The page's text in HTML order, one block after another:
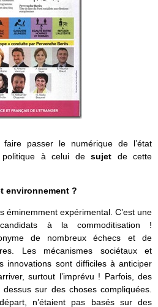
faire passer le numérique de l’état
à celui de sujet de cette
environnement ?
éminemment expérimental. C’est une
à la commoditisation !
de nombreux échecs et de
Les mécanismes sociétaux et
innovations sont difficiles à anticiper
surtout l’imprévu ! Parfois, des
sur des choses compliquées.
n’étaient pas basés sur des